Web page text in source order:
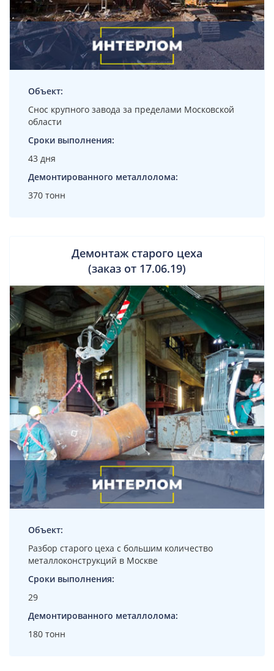
Объект:
Снос крупного завода за пределами Московской
области
Сроки выполнения:
43 дня
Демонтированного металлолома:
370 тонн
Демонтаж старого цеха
(заказ от 17.06.19)
Объект:
Разбор старого цеха с большим количество
металлоконструкций в Москве
Сроки выполнения:
29
Демонтированного металлолома:
180 тонн